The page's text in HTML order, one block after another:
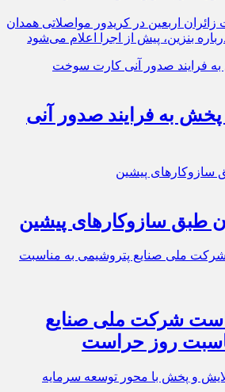
زائران اربعین در کریدور مواصلاتی همدان
بنزین، پیش از اجرا اعلام می‌شود
ناحیه پخش به فرایند صدور آنی
طبق سازوکارهای پیشین
شرکت ملی صنایع
روز حراست